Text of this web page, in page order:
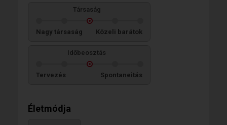
Társaság
Nagy társaság Közeli barátok
Időbeosztás
Tervezés Spontaneitás
Életmódja